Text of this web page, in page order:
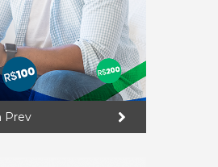
Prev